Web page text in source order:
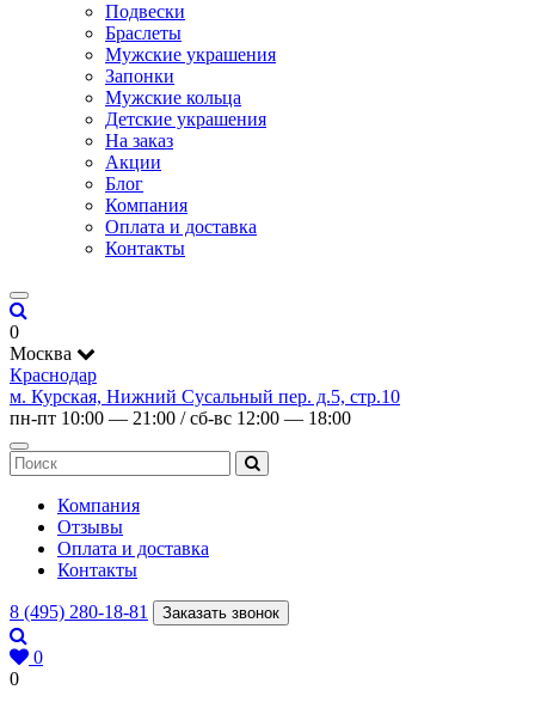
Подвески
Браслеты
Мужские украшения
Запонки
Мужские кольца
Детские украшения
На заказ
Акции
Блог
Компания
Оплата и доставка
Контакты
0
Москва
Краснодар
м. Курская, Нижний Сусальный пер. д.5, стр.10
пн-пт 10:00 — 21:00 / сб-вс 12:00 — 18:00
Компания
Отзывы
Оплата и доставка
Контакты
8 (495) 280-18-81 Заказать звонок
0
0